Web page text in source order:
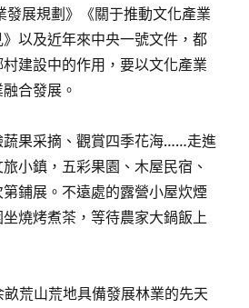
發展規劃》《關于推動文化產業
以及近年來中央一號文件，都
建設中的作用，要以文化產業
合發展。
蔬果采摘、觀賞四季花海……走進
小鎮，五彩果園、木屋民宿、
鋪展。不遠處的露營小屋炊煙
燒烤煮茶，等待農家大鍋飯上
荒山荒地具備發展林業的先天